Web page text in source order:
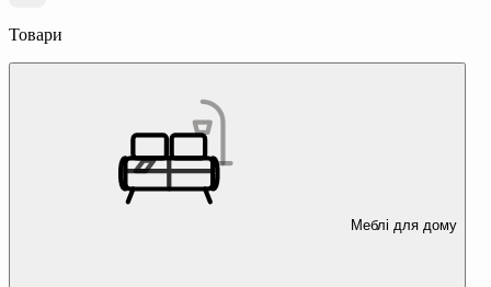
Товари
Меблі для дому